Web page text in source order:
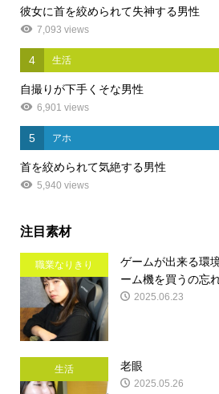
彼女に首を絞められて失神する男性
7,093 views
4 生活
自撮りが下手くそな男性
6,901 views
5 アホ
首を絞められて気絶する男性
5,940 views
注目素材
職業なりきり
ゲームが出来る環
ーム機を買うの忘
2025.06.23
生活 老眼
2025.05.26